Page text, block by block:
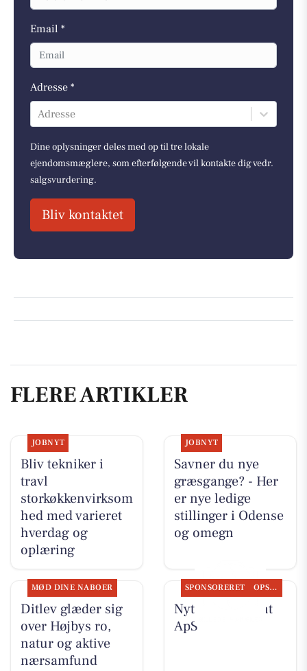
Email *
Adresse *
Adresse
Dine oplysninger deles med op til tre lokale
ejendomsmæglere, som efterfølgende vil kontakte dig vedr.
salgsvurdering.
Bliv kontaktet
FLERE ARTIKLER
JOBNYT
Bliv tekniker i
travl
storkøkkenvirksom
hed med varieret
hverdag og
oplæring
JOBNYT
Savner du nye
græsgange? - Her
er nye ledige
stillinger i Odense
og omegn
MØD DINE NABOER
Ditlev glæder sig
over Højbys ro,
natur og aktive
nærsamfund
SPONSORERET OPSLAGSTAVLEN
Nyt fra Fairpaint
ApS